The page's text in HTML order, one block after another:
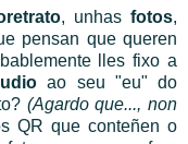
, unhasfotos,
pensan que queren
lles fixo a
ao seu "eu" do
(Agardo que..., non
QR que conteñen o